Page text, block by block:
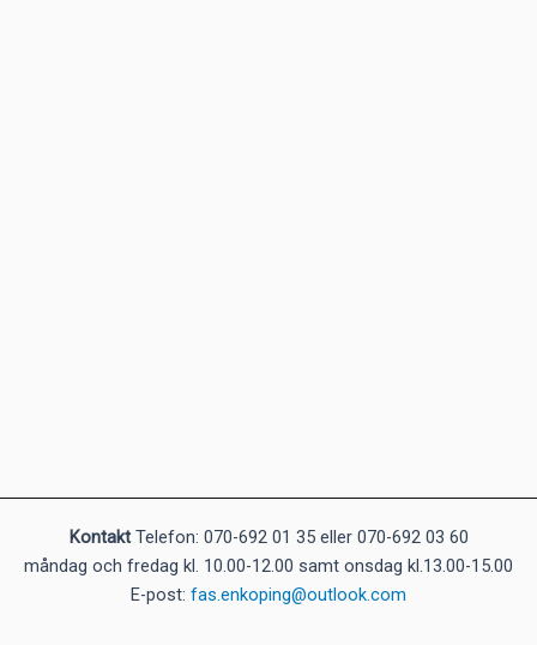
KontaktTelefon: 070-692 01 35 eller 070-692 03 60
måndag och fredag kl. 10.00-12.00 samt onsdag kl.13.00-15.00
E-post: fas.enkoping@outlook.com